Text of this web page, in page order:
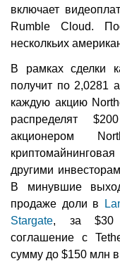
включает
Rumble Cloud.
несколкьих
В рамках сделки
получит по 2,0281
каждую акцию
распределят
акционером
другими
В минувшие
продаже доли в
Stargate, за $30
соглашение с
сумму до $150 млн в